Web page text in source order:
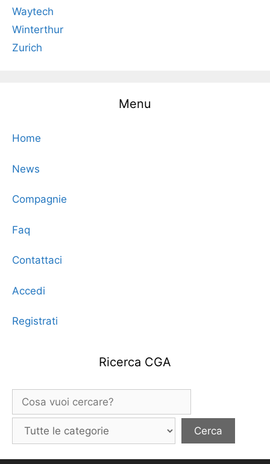
Waytech
Winterthur
Zurich
Menu
Home
News
Compagnie
Faq
Contattaci
Accedi
Registrati
Ricerca CGA